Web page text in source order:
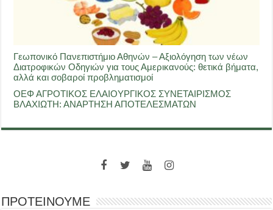
Γεωπονικό Πανεπιστήμιο Αθηνών – Αξιολόγηση των νέων
Διατροφικών Οδηγιών για τους Αμερικανούς: θετικά βήματα,
αλλά και σοβαροί προβληματισμοί
ΟΕΦ ΑΓΡΟΤΙΚΟΣ ΕΛΑΙΟΥΡΓΙΚΟΣ ΣΥΝΕΤΑΙΡΙΣΜΟΣ
ΒΛΑΧΙΩΤΗ: ΑΝΑΡΤΗΣΗ ΑΠΟΤΕΛΕΣΜΑΤΩΝ
ΠΡΟΤΕΙΝΟΥΜΕ